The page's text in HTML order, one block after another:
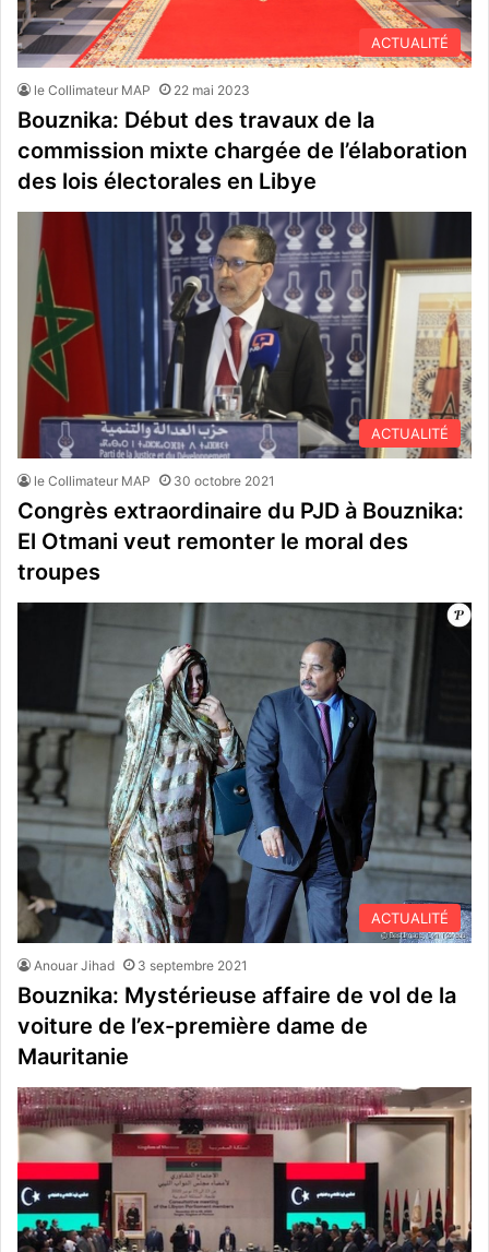
ACTUALITÉ
le Collimateur MAP 22 mai 2023
Bouznika: Début des travaux de la
commission mixte chargée de l’élaboration
des lois électorales en Libye
ACTUALITÉ
le Collimateur MAP 30 octobre 2021
Congrès extraordinaire du PJD à Bouznika:
El Otmani veut remonter le moral des
troupes
ACTUALITÉ
Anouar Jihad 3 septembre 2021
Bouznika: Mystérieuse affaire de vol de la
voiture de l’ex-première dame de
Mauritanie